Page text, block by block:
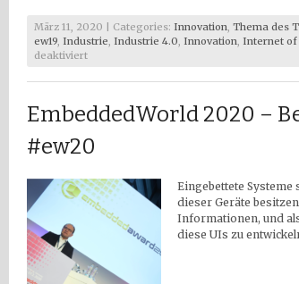
März 11, 2020 | Categories: Innovation Thema des
ew19 Industrie Industrie 4.0 Innovation Internet of
deaktiviertfür
2020
BeagleBone
AI
#ew20
EmbeddedWorld 2020 –
#ew20
Eingebettete
dieser Geräte
Informationen, und
diese UIs zu